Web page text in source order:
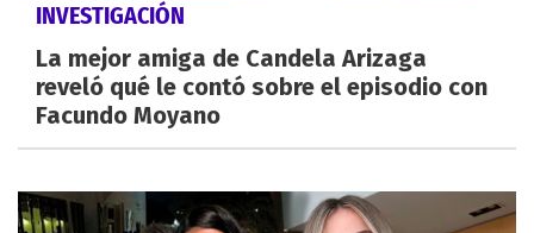
INVESTIGACIÓN
La mejor amiga de Candela Arizaga
reveló qué le contó sobre el episodio con
Facundo Moyano